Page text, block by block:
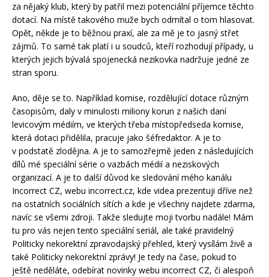
za nějaký klub, který by patřil mezi potenciální příjemce těchto
dotací. Na místě takového muže bych odmítal o tom hlasovat.
Opět, někde je to běžnou praxí, ale za mě je to jasný střet
zájmů. To samé tak platí i u soudců, kteří rozhodují případy, u
kterých jejich bývalá spojenecká nezikovka nadržuje jedné ze
stran sporu.
Ano, děje se to. Například komise, rozdělující dotace různým
časopisům, daly v minulosti miliony korun z našich daní
levicovým médiím, ve kterých třeba místopředseda komise,
která dotaci přidělila, pracuje jako šéfredaktor. A je to
v podstatě zlodějna. A je to samozřejmě jeden z následujících
dílů mé speciální série o vazbách médií a neziskových
organizací. A je to další důvod ke sledování mého kanálu
Incorrect CZ, webu incorrect.cz, kde videa prezentuji dříve než
na ostatních sociálních sítích a kde je všechny najdete zdarma,
navíc se všemi zdroji. Takže sledujte moji tvorbu nadále! Mám
tu pro vás nejen tento speciální seriál, ale také pravidelný
Politicky nekorektní zpravodajský přehled, který vysílám živě a
také Politicky nekorektní zprávy! Je tedy na čase, pokud to
ještě neděláte, odebírat novinky webu incorrect CZ, či alespoň